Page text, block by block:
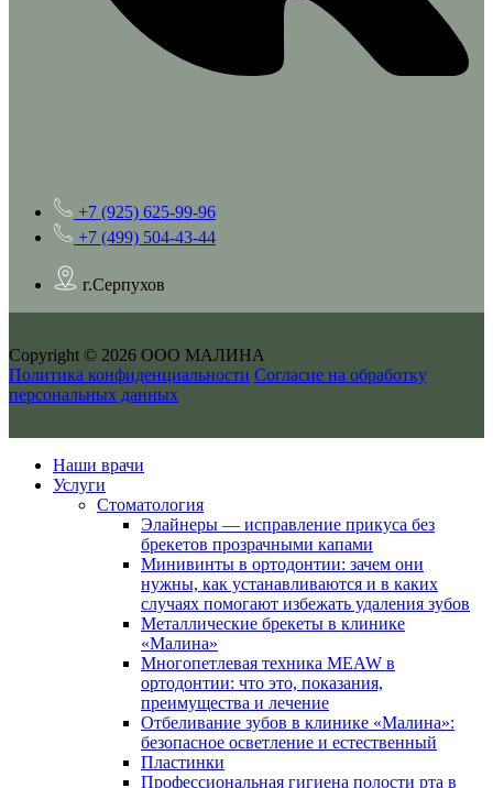
+7 (925) 625-99-96
+7 (499) 504-43-44
г.Серпухов
Copyright © 2026 ООО МАЛИНА
Политика конфиденциальности Согласие на обработку
персональных данных
Наши врачи
Услуги
Стоматология
Элайнеры — исправление прикуса без
брекетов прозрачными капами
Минивинты в ортодонтии: зачем они
нужны, как устанавливаются и в каких
случаях помогают избежать удаления зубов
Металлические брекеты в клинике
«Малина»
Многопетлевая техника MEAW в
ортодонтии: что это, показания,
преимущества и лечение
Отбеливание зубов в клинике «Малина»:
безопасное осветление и естественный
Пластинки
Профессиональная гигиена полости рта в